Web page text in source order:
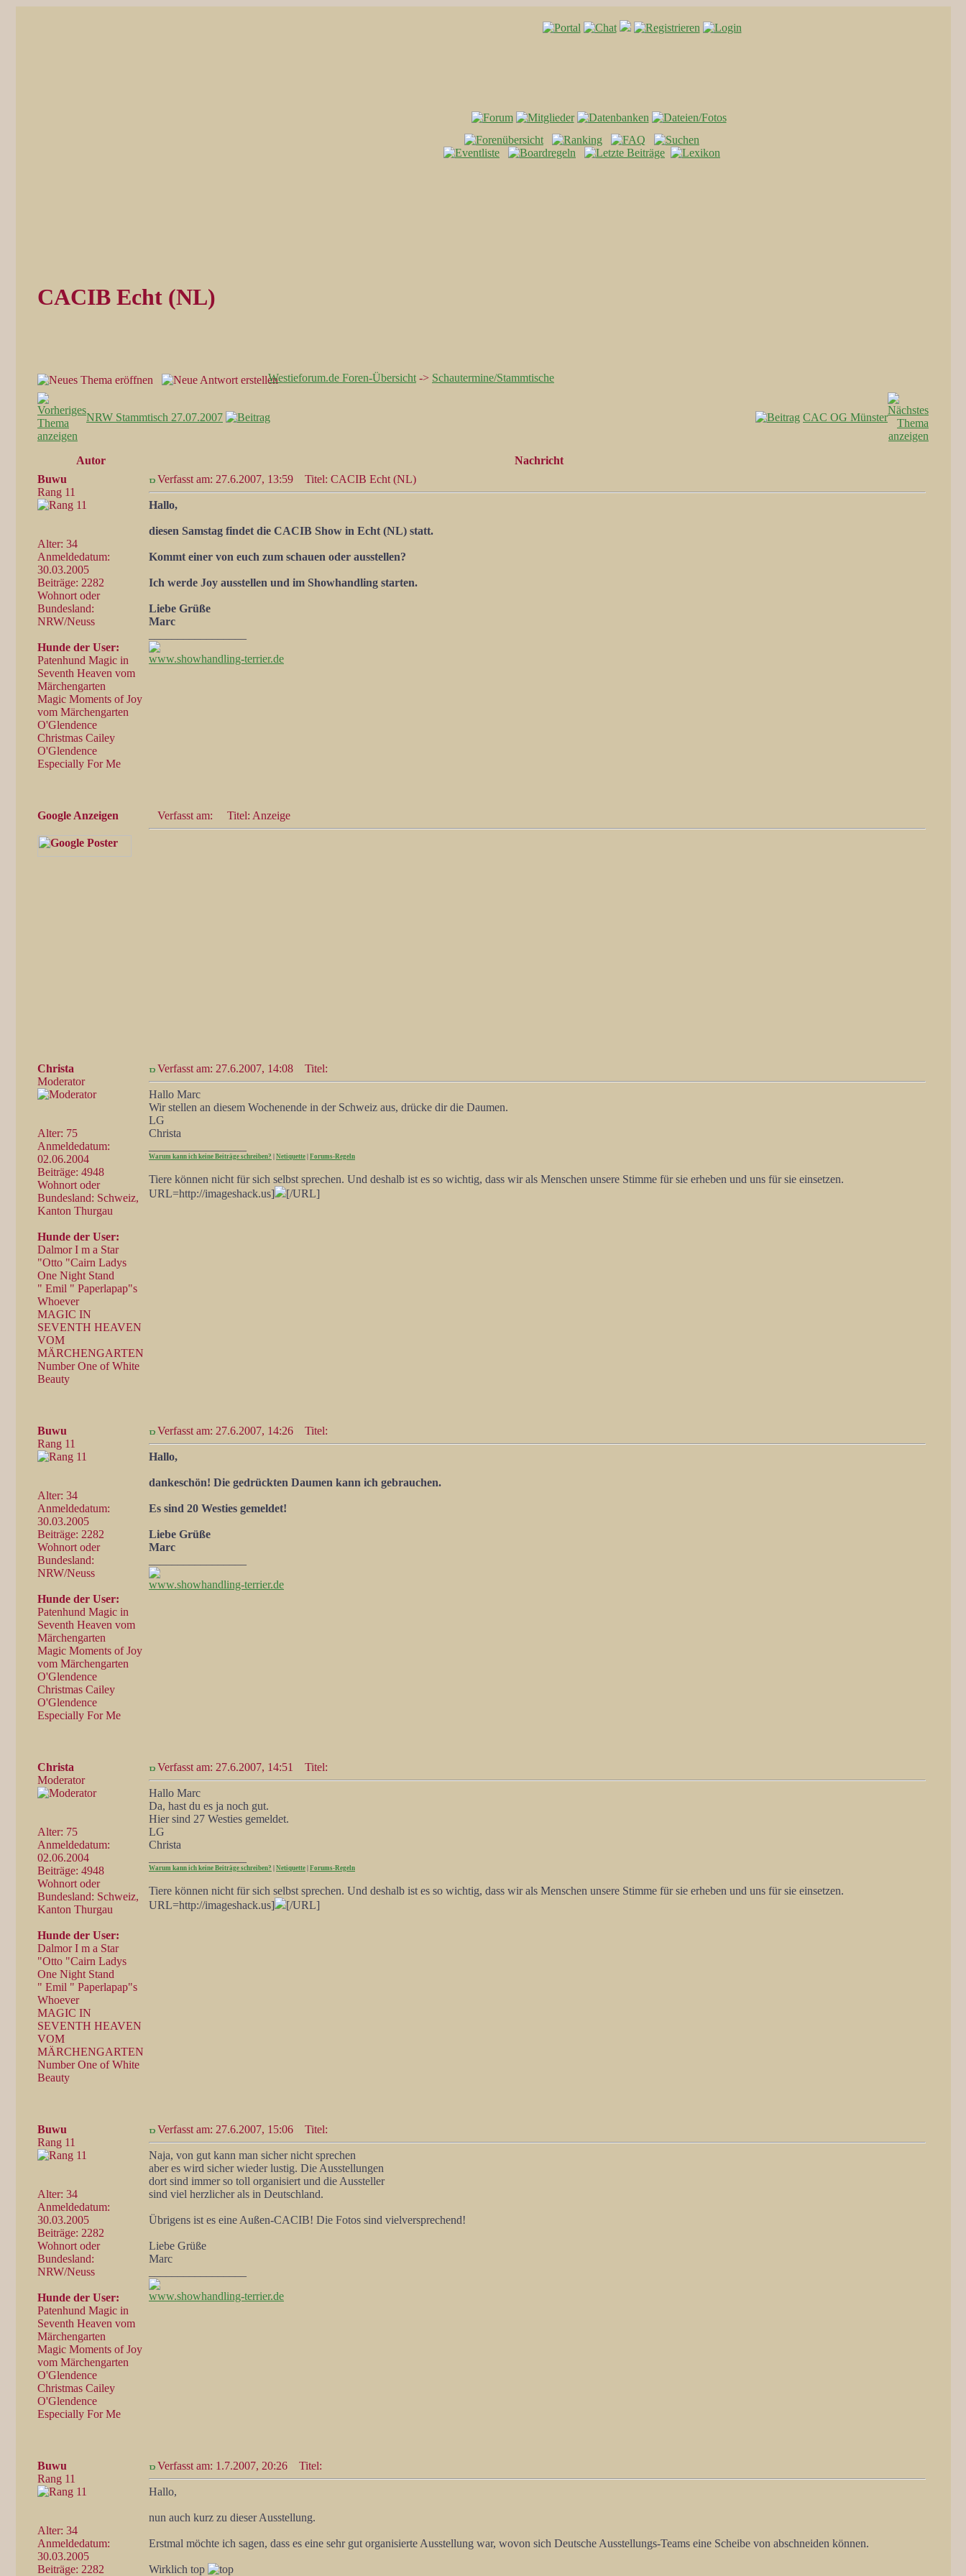
CACIB Echt (NL)
Westieforum.de Foren-Übersicht -> Schautermine/Stammtische
NRW Stammtisch 27.07.2007 CAC OG Münster
Autor
Nachricht
Buwu
Rang 11
Alter: 34
Anmeldedatum:
30.03.2005
Beiträge: 2282
Wohnort oder
Bundesland:
NRW/Neuss
Hunde der User:
Patenhund Magic in
Seventh Heaven vom
Märchengarten
Magic Moments of Joy
vom Märchengarten
O'Glendence
Christmas Cailey
O'Glendence
Especially For Me
Verfasst am: 27.6.2007, 13:59 Titel: CACIB Echt (NL)
Hallo,
diesen Samstag findet die CACIB Show in Echt (NL) statt.
Kommt einer von euch zum schauen oder ausstellen?
Ich werde Joy ausstellen und im Showhandling starten.
Liebe Grüße
Marc
www.showhandling-terrier.de
Google Anzeigen Verfasst am: Titel: Anzeige
Christa
Moderator
Alter: 75
Anmeldedatum:
02.06.2004
Beiträge: 4948
Wohnort oder
Bundesland: Schweiz,
Kanton Thurgau
Hunde der User:
Dalmor I m a Star
"Otto "Cairn Ladys
One Night Stand
" Emil " Paperlapap"s
Whoever
MAGIC IN
SEVENTH HEAVEN
VOM
MÄRCHENGARTEN
Number One of White
Beauty
Verfasst am: 27.6.2007, 14:08 Titel:
Hallo Marc
Wir stellen an diesem Wochenende in der Schweiz aus, drücke dir die Daumen.
LG
Christa
Warum kann ich keine Beiträge schreiben? Netiquette Forums-Regeln
Tiere können nicht für sich selbst sprechen. Und deshalb ist es so wichtig, dass wir als Menschen unsere Stimme für sie erheben und uns für sie einsetzen.
URL=http://imageshack.us]
[/URL]
Buwu
Rang 11
Alter: 34
Anmeldedatum:
30.03.2005
Beiträge: 2282
Wohnort oder
Bundesland:
NRW/Neuss
Hunde der User:
Patenhund Magic in
Seventh Heaven vom
Märchengarten
Magic Moments of Joy
vom Märchengarten
O'Glendence
Christmas Cailey
O'Glendence
Especially For Me
Verfasst am: 27.6.2007, 14:26 Titel:
Hallo,
dankeschön! Die gedrückten Daumen kann ich gebrauchen.
Es sind 20 Westies gemeldet!
Liebe Grüße
Marc
www.showhandling-terrier.de
Christa
Moderator
Alter: 75
Anmeldedatum:
02.06.2004
Beiträge: 4948
Wohnort oder
Bundesland: Schweiz,
Kanton Thurgau
Hunde der User:
Dalmor I m a Star
"Otto "Cairn Ladys
One Night Stand
" Emil " Paperlapap"s
Whoever
MAGIC IN
SEVENTH HEAVEN
VOM
MÄRCHENGARTEN
Number One of White
Beauty
Verfasst am: 27.6.2007, 14:51 Titel:
Hallo Marc
Da, hast du es ja noch gut.
Hier sind 27 Westies gemeldet.
LG
Christa
Warum kann ich keine Beiträge schreiben? Netiquette Forums-Regeln
Tiere können nicht für sich selbst sprechen. Und deshalb ist es so wichtig, dass wir als Menschen unsere Stimme für sie erheben und uns für sie einsetzen.
URL=http://imageshack.us]
[/URL]
Buwu
Rang 11
Alter: 34
Anmeldedatum:
30.03.2005
Beiträge: 2282
Wohnort oder
Bundesland:
NRW/Neuss
Hunde der User:
Patenhund Magic in
Seventh Heaven vom
Märchengarten
Magic Moments of Joy
vom Märchengarten
O'Glendence
Christmas Cailey
O'Glendence
Especially For Me
Verfasst am: 27.6.2007, 15:06 Titel:
Naja, von gut kann man sicher nicht sprechen
aber es wird sicher wieder lustig. Die Ausstellungen
dort sind immer so toll organisiert und die Aussteller
sind viel herzlicher als in Deutschland.
Übrigens ist es eine Außen-CACIB! Die Fotos sind vielversprechend!
Liebe Grüße
Marc
www.showhandling-terrier.de
Buwu
Rang 11
Alter: 34
Anmeldedatum:
30.03.2005
Beiträge: 2282
Verfasst am: 1.7.2007, 20:26 Titel:
Hallo,
nun auch kurz zu dieser Ausstellung.
Erstmal möchte ich sagen, dass es eine sehr gut organisierte Ausstellung war, wovon sich Deutsche Ausstellungs-Teams eine Scheibe von abschneiden können.
Wirklich top